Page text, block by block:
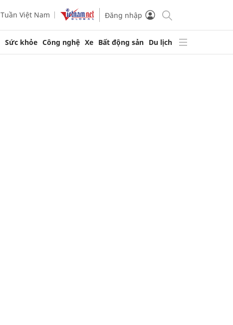
Tuần Việt Nam Đăng nhập
Sức khỏe Công nghệ Xe Bất động sản Du lịch